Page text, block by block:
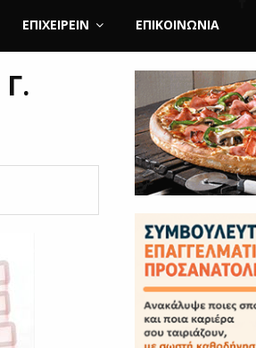
ΕΠΙΧΕΙΡΕΙΝ ΕΠΙΚΟΙΝΩΝΊΑ